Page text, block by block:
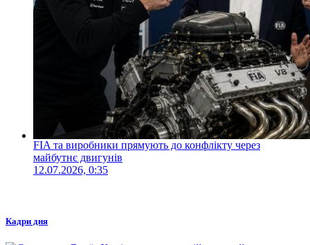
FIA та виробники прямують до конфлікту через
майбутнє двигунів
12.07.2026, 0:35
Кадри дня